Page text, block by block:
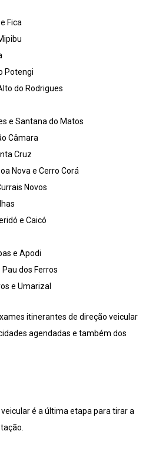
Fica
Potengi
do Rodrigues
e Santana do Matos
Câmara
Cruz
Nova e Cerro Corá
Novos
e Caicó
e Apodi
dos Ferros
e Umarizal
itinerantes de direção veicular
agendadas e também dos
é a última etapa para tirar a